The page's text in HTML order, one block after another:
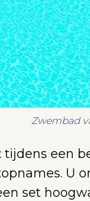
Zwembad
tijdens een
U
set